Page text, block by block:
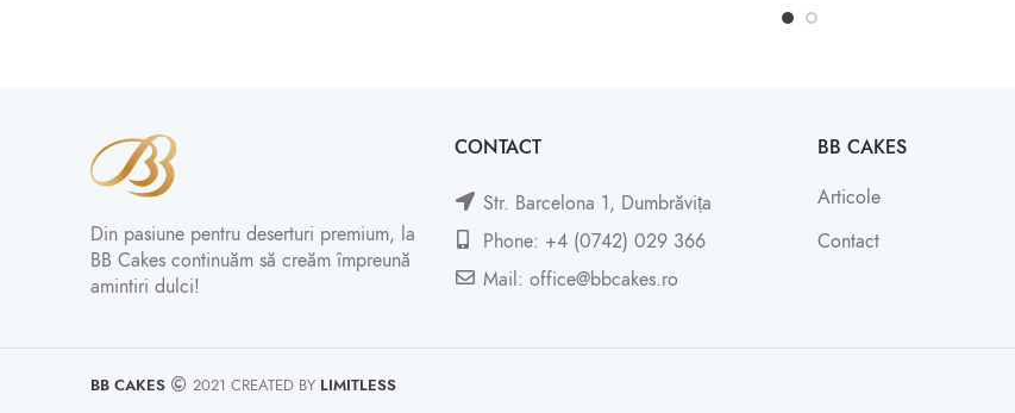
Din pasiune pentru deserturi premium, la
BB Cakes continuăm să creăm împreună
amintiri dulci!
CONTACT
Str. Barcelona 1, Dumbrăvița
Phone: +4 (0742) 029 366
Mail: office@bbcakes.ro
BB CAKES
Articole
Contact
BB CAKES 2021 CREATED BY LIMITLESS